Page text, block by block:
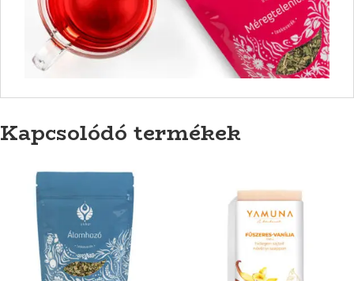
Kapcsolódó termékek